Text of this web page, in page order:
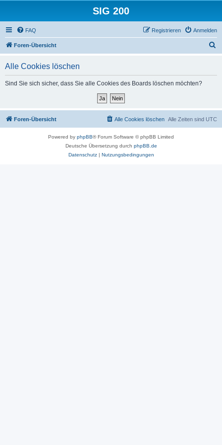
SIG 200
FAQ Anmelden
Registrieren
Foren-Übersicht
Alle Cookies löschen
Sind Sie sich sicher, dass Sie alle Cookies des Boards löschen möchten?
Foren-Übersicht Alle Zeiten sind UTC
Alle Cookies löschen
Powered by phpBB® Forum Software © phpBB Limited
Deutsche Übersetzung durch phpBB.de
Datenschutz| Nutzungsbedingungen